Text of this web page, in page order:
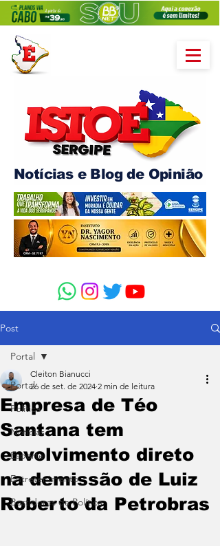
Notícias e Blog de Opinião
Post
Portal
Política
Notícias
Esporte
Entretenimento
Bastidores da Política
Portal
Empresa de Téo
Santana tem
envolvimento direto
na demissão de Luiz
Roberto da Petrobras
Cleiton Bianucci
26 de set. de 2024 2 min de leitura